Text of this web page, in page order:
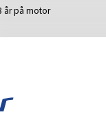
år på motor